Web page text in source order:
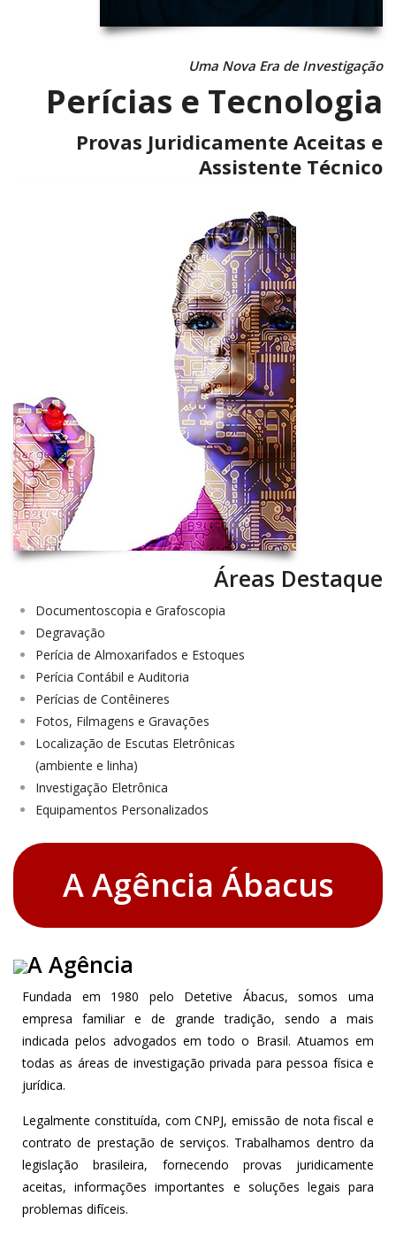
Uma Nova Era de Investigação
Perícias e Tecnologia
Provas Juridicamente Aceitas e
Assistente Técnico
Áreas Destaque
Documentoscopia e Grafoscopia
Degravação
Perícia de Almoxarifados e Estoques
Perícia Contábil e Auditoria
Perícias de Contêineres
Fotos, Filmagens e Gravações
Localização de Escutas Eletrônicas
(ambiente e linha)
Investigação Eletrônica
Equipamentos Personalizados
A Agência Ábacus
A Agência
Fundada em 1980 pelo Detetive Ábacus, somos uma
empresa familiar e de grande tradição, sendo a mais
indicada pelos advogados em todo o Brasil. Atuamos em
todas as áreas de investigação privada para pessoa física e
jurídica.
Legalmente constituída, com CNPJ, emissão de nota fiscal e
contrato de prestação de serviços. Trabalhamos dentro da
legislação brasileira, fornecendo provas juridicamente
aceitas, informações importantes e soluções legais para
problemas difíceis.